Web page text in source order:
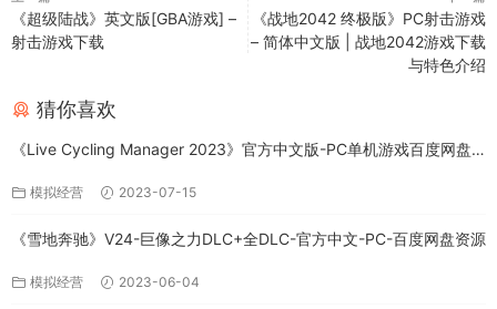
《超级陆战》英文版[GBA游戏] –
射击游戏下载
《战地2042 终极版》PC射击游戏
– 简体中文版 | 战地2042游戏下载
与特色介绍
猜你喜欢
《Live Cycling Manager 2023》官方中文版-PC单机游戏百度网盘
模拟经营 2023-07-15
《雪地奔驰》V24-巨像之力DLC+全DLC-官方中文-PC-百度网盘资源
模拟经营 2023-06-04